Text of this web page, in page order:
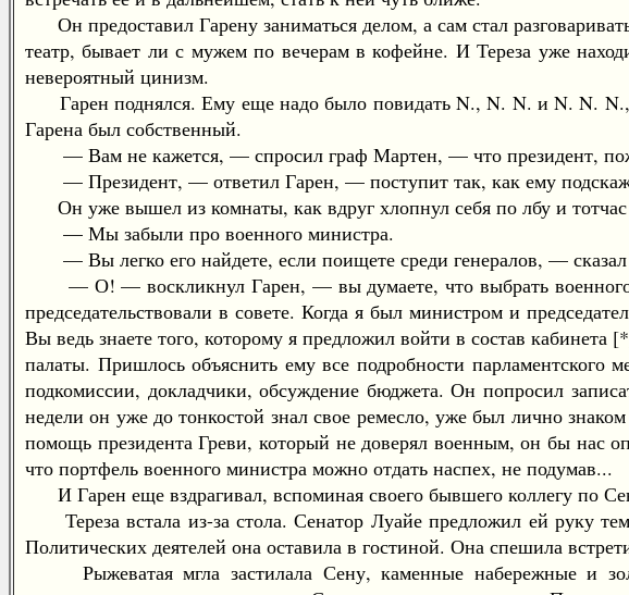
Он предоставил Гарену заниматься делом, а сам стал
театр, бывает ли с мужем по вечерам в кофейне. И Тереза уже
невероятный цинизм.
Гарен поднялся. Ему еще надо было повидать N., N. N. и N. N. N.,
Гарена был собственный.
— Вам не кажется, — спросил граф Мартен, — что президент,
— Президент, — ответил Гарен, — поступит так, как ему
Он уже вышел из комнаты, как вдруг хлопнул себя по лбу и тотчас
— Мы забыли про военного министра.
— Вы легко его найдете, если поищете среди генералов, —
— О! — воскликнул Гарен, — вы думаете, что выбрать военного
председательствовали в совете. Когда я был министром и
Вы ведь знаете того, которому я предложил войти в состав
палаты. Пришлось объяснить ему все подробности парламентского
подкомиссии, докладчики, обсуждение бюджета. Он попросил
недели он уже до тонкостой знал свое ремесло, уже был лично
помощь президента Греви, который не доверял военным, он бы нас
что портфель военного министра можно отдать наспех, не подумав...
И Гарен еще вздрагивал, вспоминая своего бывшего коллегу по
Тереза встала из-за стола. Сенатор Луайе предложил ей руку
Политических деятелей она оставила в гостиной. Она спешила
Рыжеватая мгла застилала Сену, каменные набережные и